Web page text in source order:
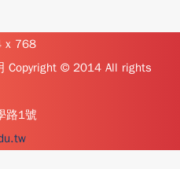
x 768
Copyright © 2014 All rights
路1號